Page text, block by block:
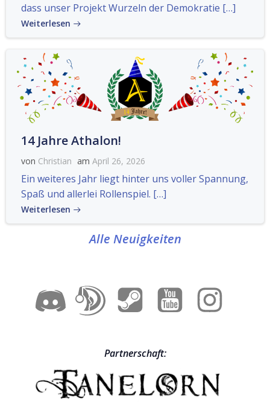
dass unser Projekt Wurzeln der Demokratie […]
Weiterlesen
14 Jahre Athalon!
von Christian am April 26, 2026
Ein weiteres Jahr liegt hinter uns voller Spannung,
Spaß und allerlei Rollenspiel. […]
Weiterlesen
Alle Neuigkeiten
Partnerschaft: